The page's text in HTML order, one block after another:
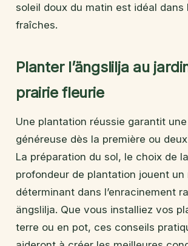
soleil doux du matin est idéal dans
fraîches.
Planter l’ängslilja au
prairie fleurie
Une plantation réussie garantit
généreuse dès la première ou
La préparation du sol, le choix de
profondeur de plantation jouent un
déterminant dans l’enracinement
ängslilja. Que vous installiez vos
terre ou en pot, ces conseils